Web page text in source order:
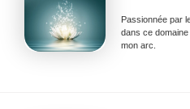
Passionnée par
dans ce
mon arc.